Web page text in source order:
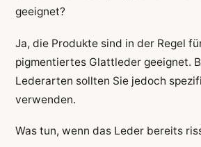
geeignet?
Ja, die Produkte sind in der Regel
pigmentiertes Glattleder geeignet.
Lederarten sollten Sie jedoch
verwenden.
Was tun, wenn das Leder bereits